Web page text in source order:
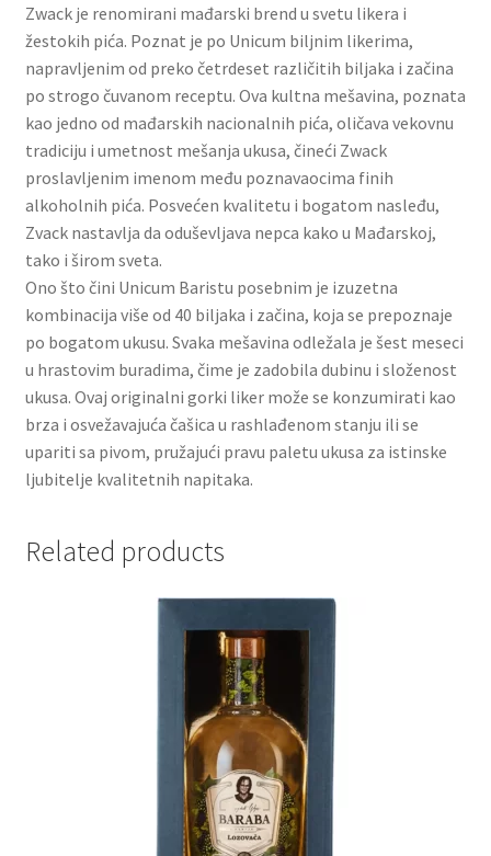
Pokloni za 8. mart
Pokloni za Dan zaljubljenih
Pokloni za devojku
Login
My account
Naši partneri
Newsletter
Partners
Poklon aranžmani
Premium čokolada
Prijava za masterclass
Zwack je renomirani mađarski brend u svetu likera i
žestokih pića. Poznat je po Unicum biljnim likerima,
napravljenim od preko četrdeset različitih biljaka i začina
po strogo čuvanom receptu. Ova kultna mešavina, poznata
kao jedno od mađarskih nacionalnih pića, oličava vekovnu
tradiciju i umetnost mešanja ukusa, čineći Zwack
proslavljenim imenom među poznavaocima finih
alkoholnih pića. Posvećen kvalitetu i bogatom nasleđu,
Zvack nastavlja da oduševljava nepca kako u Mađarskoj,
tako i širom sveta.
Ono što čini Unicum Baristu posebnim je izuzetna
kombinacija više od 40 biljaka i začina, koja se prepoznaje
po bogatom ukusu. Svaka mešavina odležala je šest meseci
u hrastovim buradima, čime je zadobila dubinu i složenost
ukusa. Ovaj originalni gorki liker može se konzumirati kao
brza i osvežavajuća čašica u rashlađenom stanju ili se
upariti sa pivom, pružajući pravu paletu ukusa za istinske
ljubitelje kvalitetnih napitaka.
Related products